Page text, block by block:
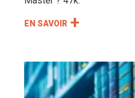
EN SAVOIR